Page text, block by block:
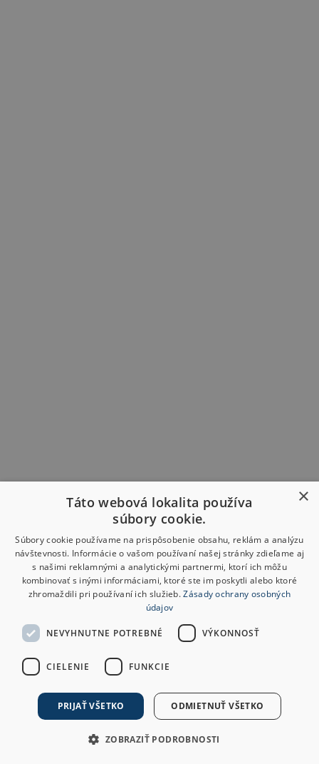
×
Táto webová lokalita používa
súbory cookie.
Súbory cookie používame na prispôsobenie obsahu, reklám a analýzu
návštevnosti. Informácie o vašom používaní našej stránky zdieľame aj
s našimi reklamnými a analytickými partnermi, ktorí ich môžu
kombinovať s inými informáciami, ktoré ste im poskytli alebo ktoré
zhromaždili pri používaní ich služieb.Zásady ochrany osobných
údajov
NEVYHNUTNE POTREBNÉ VÝKONNOSŤ
CIELENIE FUNKCIE
PRIJAŤ VŠETKO ODMIETNUŤ VŠETKO
ZOBRAZIŤ PODROBNOSTI